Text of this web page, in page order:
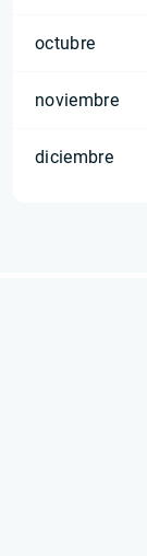
octubre
noviembre
diciembre